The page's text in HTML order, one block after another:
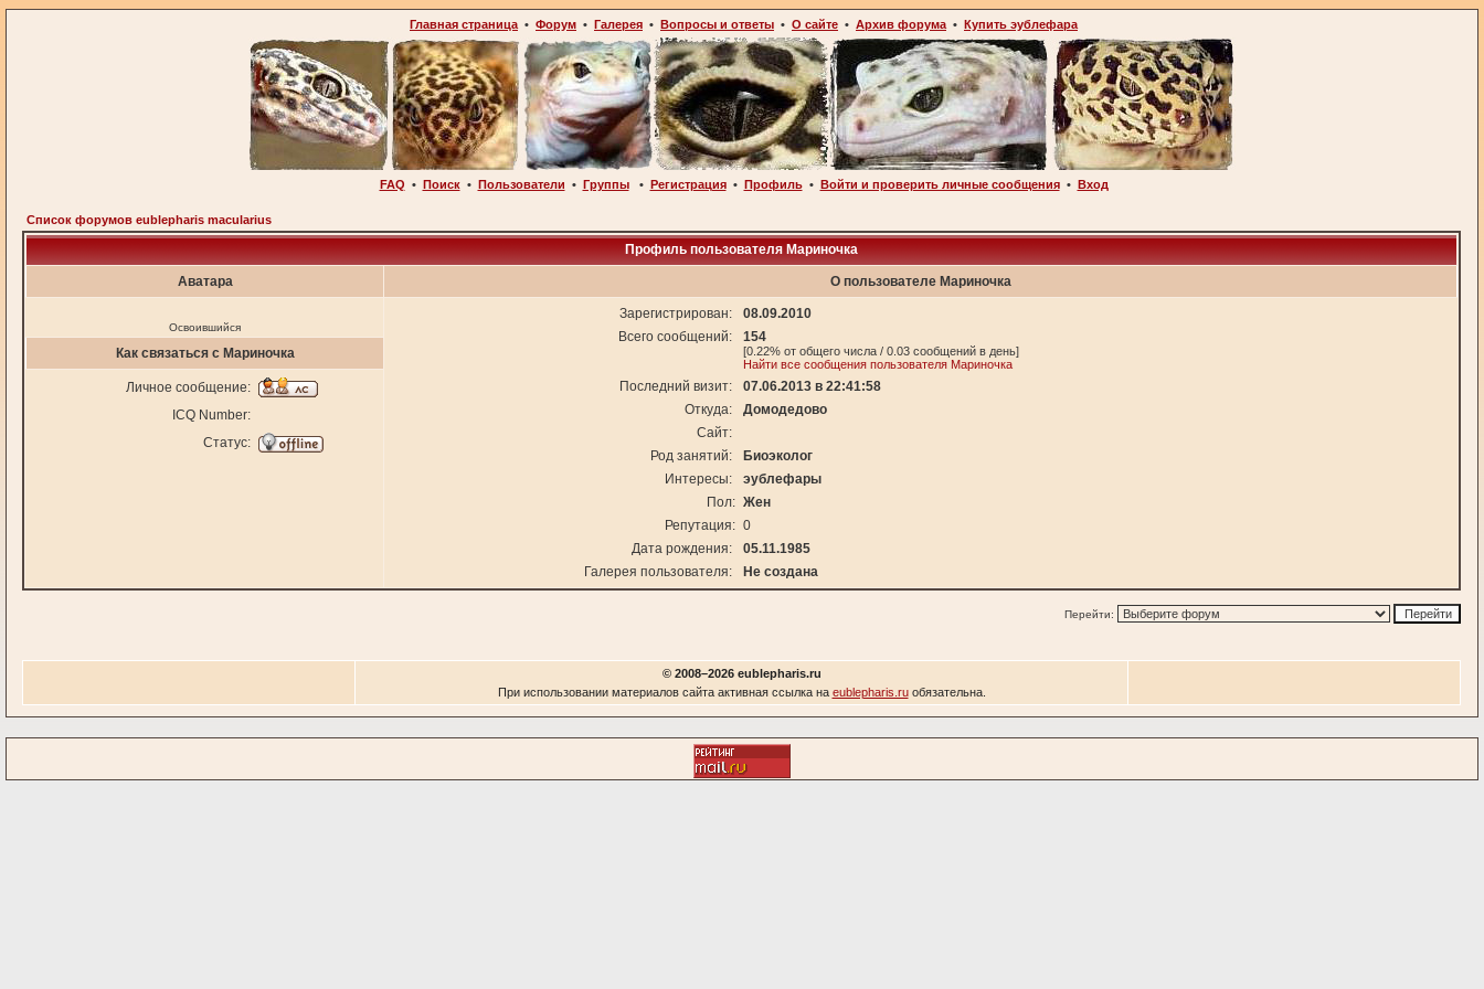
Главная страница • Форум • Галерея • Вопросы и ответы • О сайте • Архив форума • Купить эублефара
FAQ • Поиск• Пользователи • Группы• Регистрация• Профиль• Войти и проверить личные сообщения• Вход
Список форумов eublepharis macularius
Профиль пользователя Мариночка
Аватара О пользователе Мариночка
Освоившийся
Зарегистрирован:
08.09.2010
Всего сообщений:
154
[0.22% от общего числа / 0.03 сообщений в день]
Найти все сообщения пользователя Мариночка
Последний визит:
07.06.2013 в 22:41:58
Откуда:
Домодедово
Сайт:
Род занятий:
Биоэколог
Интересы:
эублефары
Пол: Жен
Репутация: 0
Дата рождения:
05.11.1985
Галерея пользователя:
Не создана
Как связаться с Мариночка
Личное сообщение:
ICQ Number:
Статус:
Перейти:
© 2008–2026 eublepharis.ru
При использовании материалов сайта активная ссылка на eublepharis.ruобязательна.